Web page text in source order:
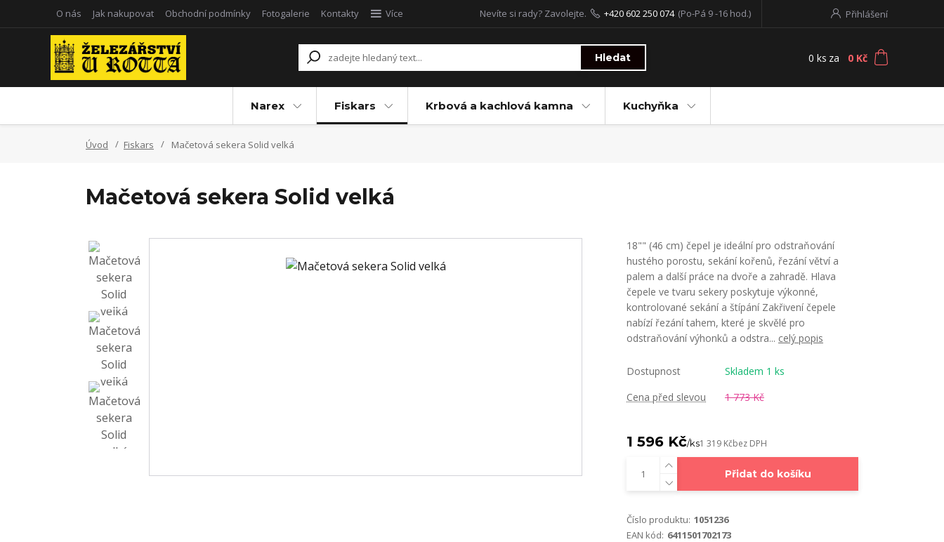
O nás Jak nakupovat Obchodní podmínky Fotogalerie Kontakty Více Přihlášení
Hledat
Nevíte si rady? Zavolejte. +420 602 250 074 (Po-Pá 9 -16 hod.)
0 ks za 0 Kč
Narex Fiskars Krbová a kachlová kamna Kuchyňka
Úvod Fiskars Mačetová sekera Solid velká
Mačetová sekera Solid velká
18"" (46 cm) čepel je ideální pro odstraňování
hustého porostu, sekání kořenů, řezání větví a
palem a další práce na dvoře a zahradě. Hlava
čepele ve tvaru sekery poskytuje výkonné,
kontrolované sekání a štípání Zakřivení čepele
nabízí řezání tahem, které je skvělé pro
odstraňování výhonků a odstra... celý popis
Dostupnost
Skladem 1 ks
Cena před slevou
1 773 Kč
1 596 Kč/ks1 319 Kčbez DPH
Přidat do košíku
Číslo produktu: 1051236
EAN kód: 6411501702173